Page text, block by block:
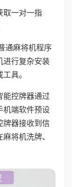
取一对一指
通麻将机程序
进行复杂安装
具。
能控牌器通过
机端软件预设
牌器接收到信
将机洗牌、